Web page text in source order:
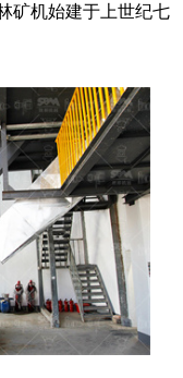
矿机始建于上世纪七